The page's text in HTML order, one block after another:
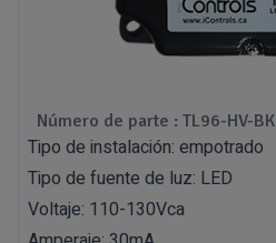
Número de parte : TL96-HV-BK
Tipo de instalación: empotrado
Tipo de fuente de luz: LED
Voltaje: 110-130Vca